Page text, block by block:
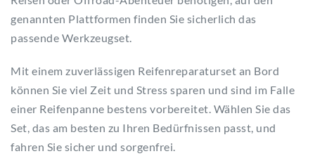
genannten Plattformen finden Sie sicherlich das
passende Werkzeugset.
Mit einem zuverlässigen Reifenreparaturset an Bord
können Sie viel Zeit und Stress sparen und sind im Falle
einer Reifenpanne bestens vorbereitet. Wählen Sie das
Set, das am besten zu Ihren Bedürfnissen passt, und
fahren Sie sicher und sorgenfrei.